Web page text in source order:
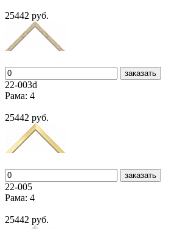
25442 руб.
заказать
22-003d
Рама: 4
25442 руб.
заказать
22-005
Рама: 4
25442 руб.